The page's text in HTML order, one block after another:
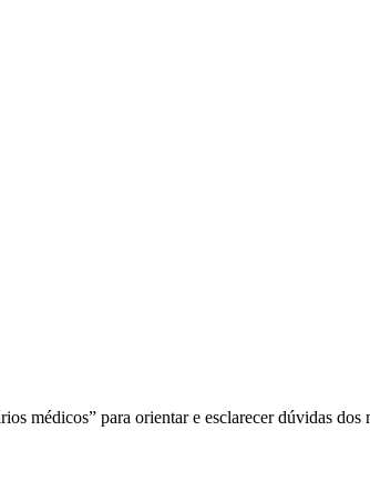
médicos” para orientar e esclarecer dúvidas dos